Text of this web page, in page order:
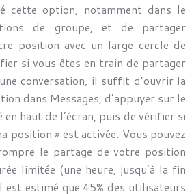
cette option, notamment dans le
de groupe, et de partager
position avec un large cercle de
si vous êtes en train de partager
conversation, il suffit d’ouvrir la
dans Messages, d’appuyer sur le
haut de l’écran, puis de vérifier si
position » est activée. Vous pouvez
le partage de votre position
limitée (une heure, jusqu’à la fin
est estimé que 45% des utilisateurs